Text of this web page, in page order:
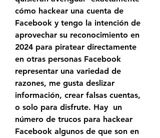
cómo hackear una cuenta de
Facebook y tengo la intención de
aprovechar su reconocimiento en
2024 para piratear directamente
en otras personas Facebook
representar una variedad de
razones, me gusta deslizar
información, crear falsas cuentas,
o solo para disfrute. Hay  un
número de trucos para hackear
Facebook algunos de que son en